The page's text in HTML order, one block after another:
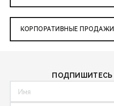
КОРПОРАТИВНЫЕ ПРОДАЖИ
ПОДПИШИТЕСЬ